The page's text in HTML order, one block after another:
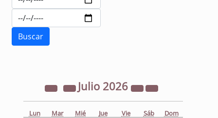
Julio 2026
Lun Mar Mié Jue Vie Sáb Dom